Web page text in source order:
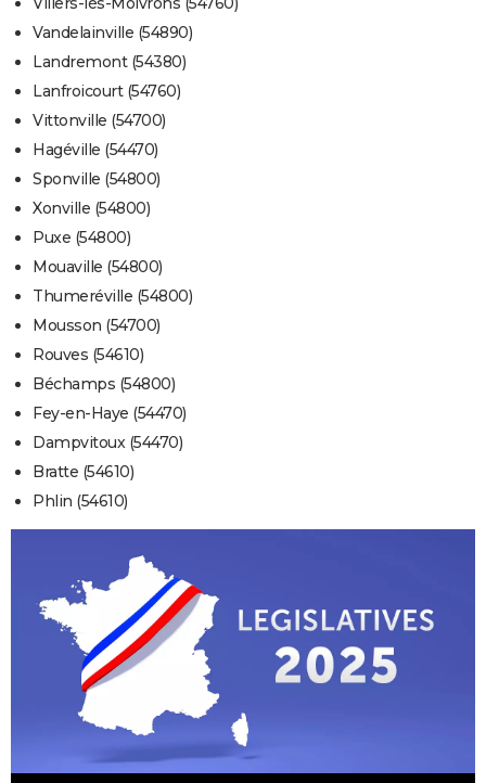
Vandelainville (54890)
Landremont (54380)
Lanfroicourt (54760)
Vittonville (54700)
Hagéville (54470)
Sponville (54800)
Xonville (54800)
Puxe (54800)
Mouaville (54800)
Thumeréville (54800)
Mousson (54700)
Rouves (54610)
Béchamps (54800)
Fey-en-Haye (54470)
Dampvitoux (54470)
Bratte (54610)
Phlin (54610)